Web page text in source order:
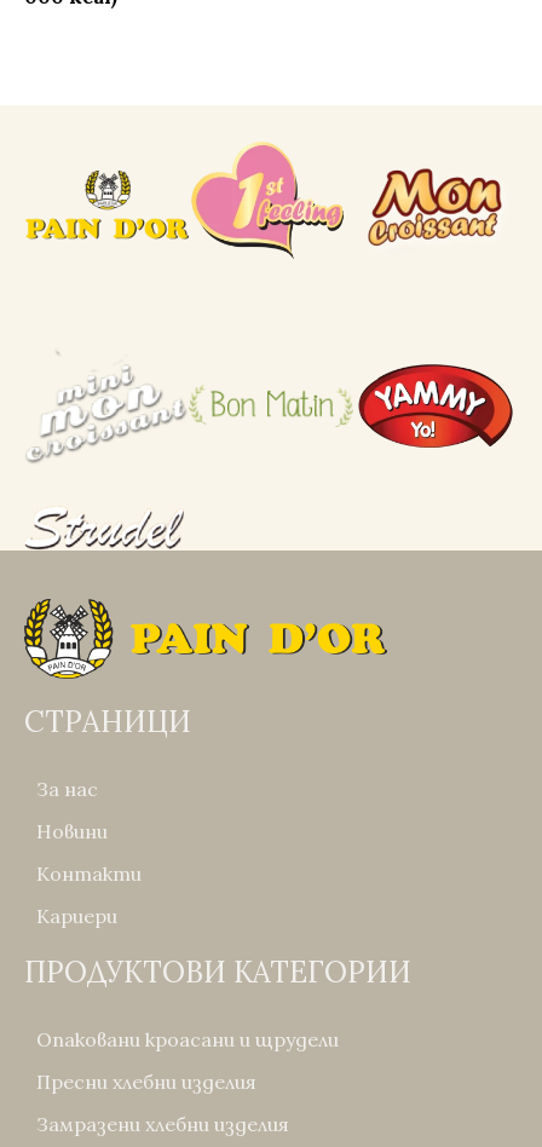
СТРАНИЦИ
За нас
Новини
Контакти
Кариери
ПРОДУКТОВИ КАТЕГОРИИ
Опаковани кроасани и щрудели
Пресни хлебни изделия
Замразени хлебни изделия